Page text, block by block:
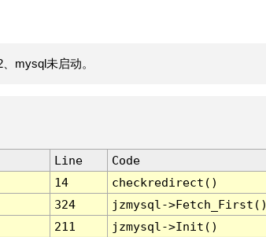
mysql未启动。
Line
Code
14
checkredirect()
324
jzmysql-
211
jzmysql->Init()